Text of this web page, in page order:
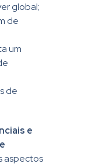
global;
de
um
de
e
aspectos